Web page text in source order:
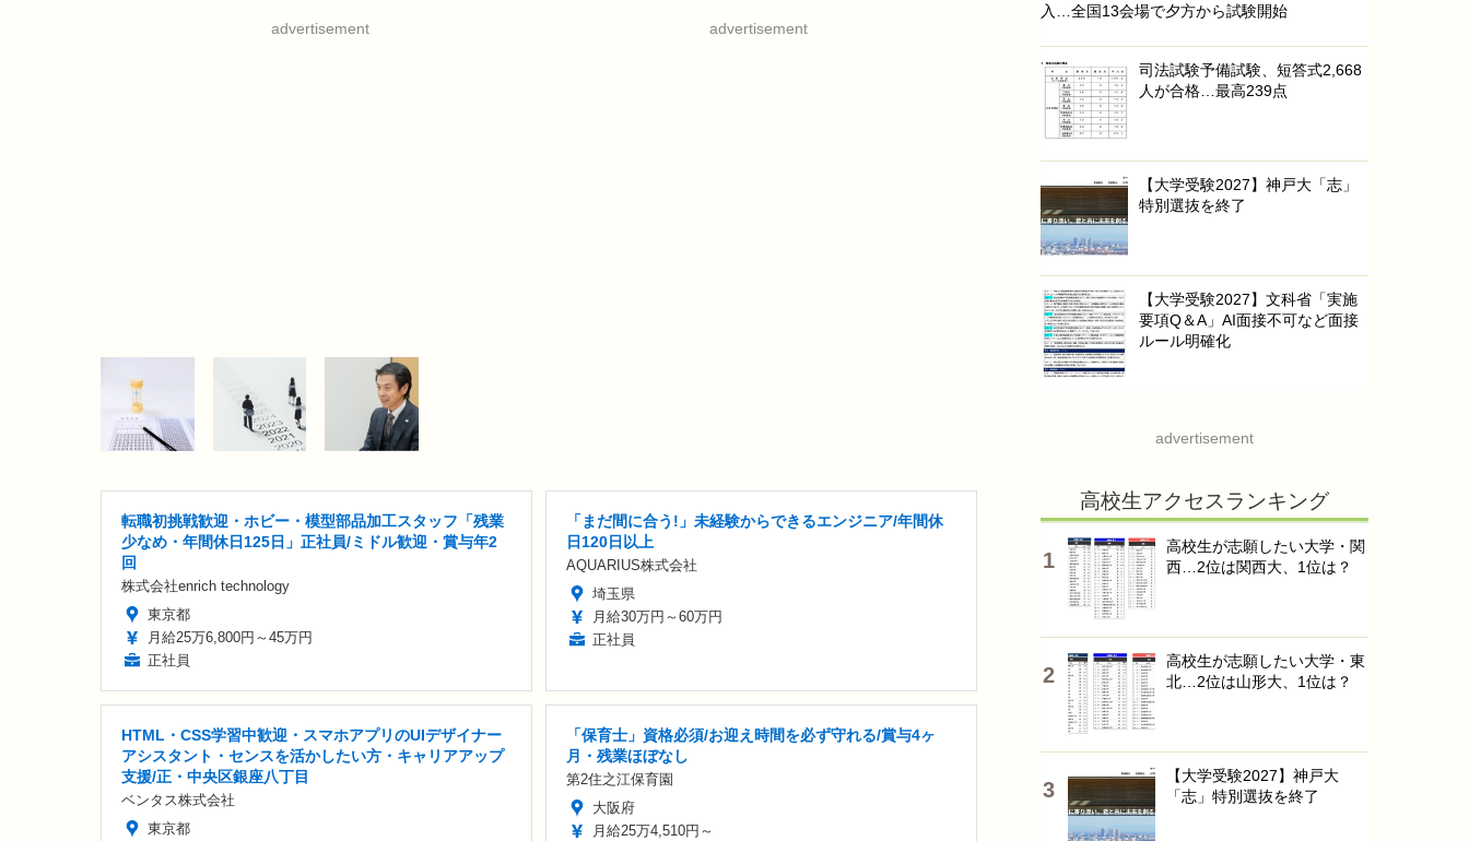
advertisement advertisement
転職初挑戦歓迎・ホビー・模型部品加工スタッフ「残業
少なめ・年間休日125日」正社員/ミドル歓迎・賞与年2
回
株式会社enrich technology
東京都
月給25万6,800円～45万円
正社員
「まだ間に合う!」未経験からできるエンジニア/年間休
日120日以上
AQUARIUS株式会社
埼玉県
月給30万円～60万円
正社員
HTML・CSS学習中歓迎・スマホアプリのUIデザイナー
アシスタント・センスを活かしたい方・キャリアアップ
支援/正・中央区銀座八丁目
ベンタス株式会社
東京都
「保育士」資格必須/お迎え時間を必ず守れる/賞与4ヶ
月・残業ほぼなし
第2住之江保育園
大阪府
月給25万4,510円～
入…全国13会場で夕方から試験開始
司法試験予備試験、短答式2,668
人が合格…最高239点
【大学受験2027】神戸大「志」
特別選抜を終了
【大学受験2027】文科省「実施
要項Q＆A」AI面接不可など面接
ルール明確化
advertisement
高校生アクセスランキング
高校生が志願したい大学・関
西…2位は関西大、1位は？
高校生が志願したい大学・東
北…2位は山形大、1位は？
【大学受験2027】神戸大
「志」特別選抜を終了